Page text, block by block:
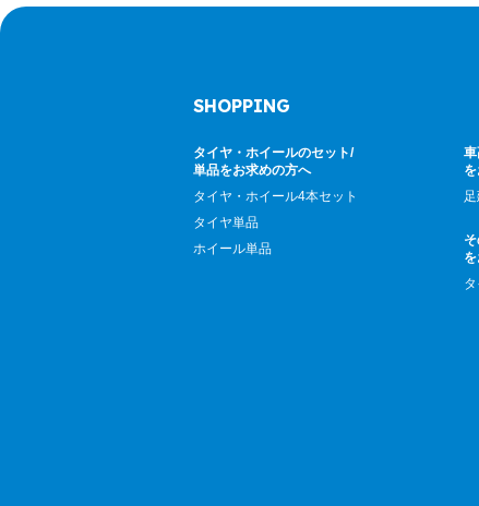
SHOPPING
タイヤ・ホイールのセット/
単品をお求めの方へ
タイヤ・ホイール4本セット
タイヤ単品
ホイール単品